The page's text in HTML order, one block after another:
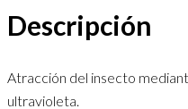
Descripción
Atracción del insecto
ultravioleta.